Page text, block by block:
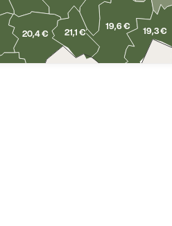
19,6 €
21,1 € 19,3 €
20,4 €